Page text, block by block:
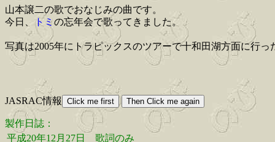
山本譲二の歌でおなじみの曲です。
今日、 トミの忘年会で歌ってきました。
写真は2005年にトラピックスのツアーで十和田湖方面に行っ
JASRAC情報
製作日誌：
平成20年12月27日
歌詞のみ